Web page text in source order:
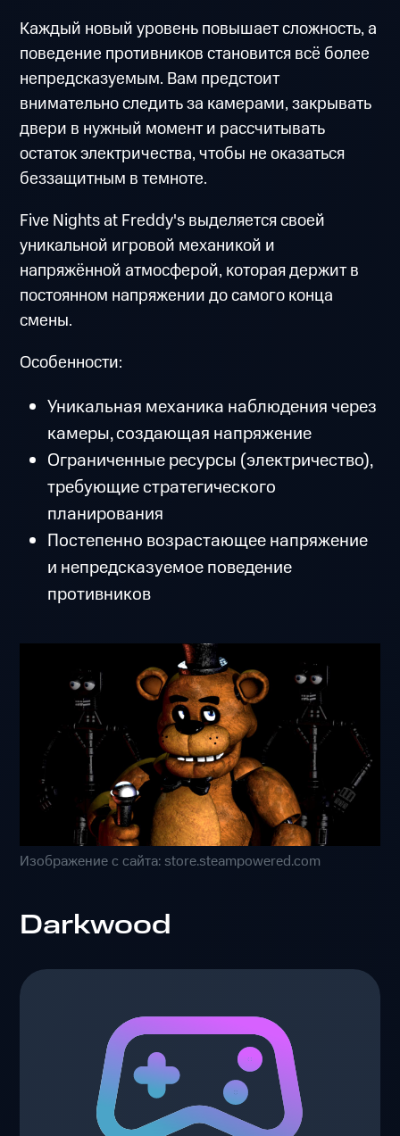
Каждый новый уровень повышает сложность, а
поведение противников становится всё более
непредсказуемым. Вам предстоит
внимательно следить за камерами, закрывать
двери в нужный момент и рассчитывать
остаток электричества, чтобы не оказаться
беззащитным в темноте.
Five Nights at Freddy's выделяется своей
уникальной игровой механикой и
напряжённой атмосферой, которая держит в
постоянном напряжении до самого конца
смены.
Особенности:
Уникальная механика наблюдения через
камеры, создающая напряжение
Ограниченные ресурсы (электричество),
требующие стратегического
планирования
Постепенно возрастающее напряжение
и непредсказуемое поведение
противников
Изображение с сайта: store.steampowered.com
Darkwood